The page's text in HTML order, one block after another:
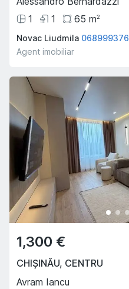
1
1 65 m2
Novac Liudmila 068999376
Agent imobiliar
1,300 €
CHIȘINĂU, CENTRU
Avram Iancu